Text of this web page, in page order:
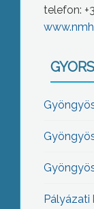
telefon:
Pályázati